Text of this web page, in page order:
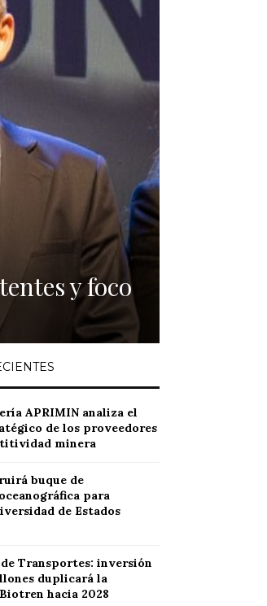
y foco
APRIMIN analiza el
de los proveedores
minera
buque de
para
de Estados
Transportes: inversión
duplicará la
hacia 2028